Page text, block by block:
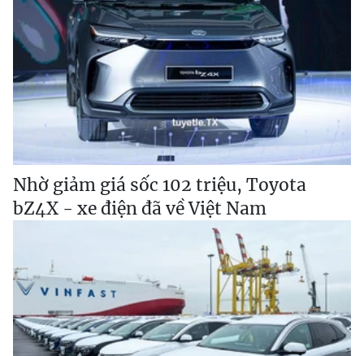
Nhờ giảm giá sốc 102 triệu, Toyota
bZ4X - xe điện đã về Việt Nam